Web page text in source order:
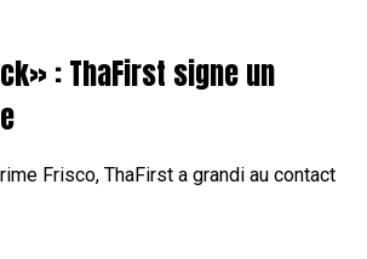
: ThaFirst signe un
Frisco, ThaFirst a grandi au contact